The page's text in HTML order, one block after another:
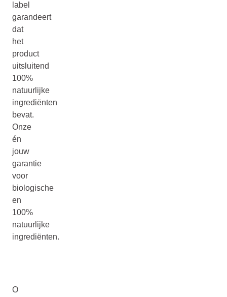
label
garandeert
dat
het
product
uitsluitend
100%
natuurlijke
ingrediënten
bevat.
Onze
én
jouw
garantie
voor
biologische
en
100%
natuurlijke
ingrediënten.
O